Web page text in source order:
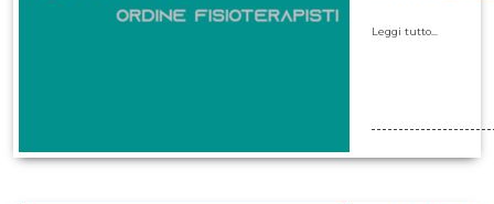
Leggi tutto...